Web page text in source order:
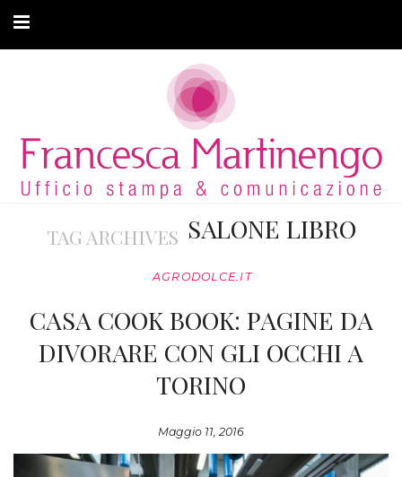
ARTICOLI
MODA ADATTIVA
CONTATTI
TAG ARCHIVES SALONE LIBRO
AGRODOLCE.IT
CASA COOK BOOK: PAGINE DA
DIVORARE CON GLI OCCHI A
TORINO
Maggio 11, 2016